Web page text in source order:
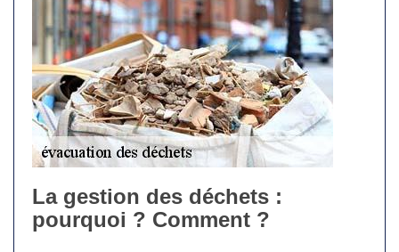
La gestion des déchets :
pourquoi ? Comment ?